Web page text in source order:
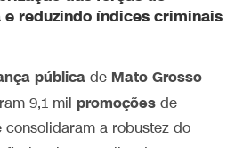
reduzindo índices criminais
pública de Mato Grosso
9,1 milpromoções de
a robustez do